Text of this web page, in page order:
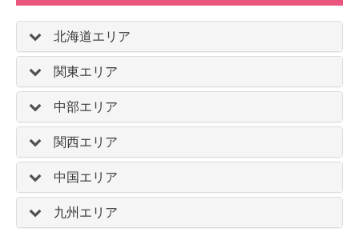
北海道エリア
関東エリア
中部エリア
関西エリア
中国エリア
九州エリア